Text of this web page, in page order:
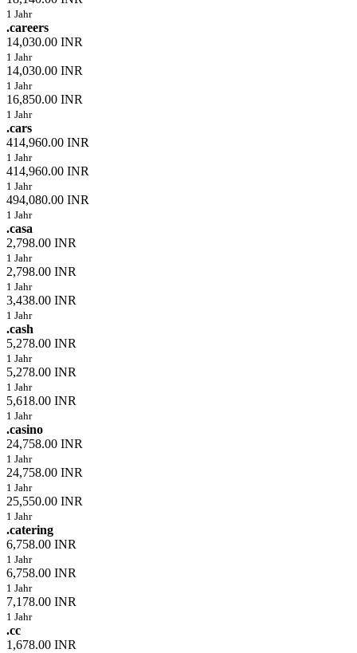
1 Jahr
.careers
14,030.00 INR
1 Jahr
14,030.00 INR
1 Jahr
16,850.00 INR
1 Jahr
.cars
414,960.00 INR
1 Jahr
414,960.00 INR
1 Jahr
494,080.00 INR
1 Jahr
.casa
2,798.00 INR
1 Jahr
2,798.00 INR
1 Jahr
3,438.00 INR
1 Jahr
.cash
5,278.00 INR
1 Jahr
5,278.00 INR
1 Jahr
5,618.00 INR
1 Jahr
.casino
24,758.00 INR
1 Jahr
24,758.00 INR
1 Jahr
25,550.00 INR
1 Jahr
.catering
6,758.00 INR
1 Jahr
6,758.00 INR
1 Jahr
7,178.00 INR
1 Jahr
.cc
1,678.00 INR